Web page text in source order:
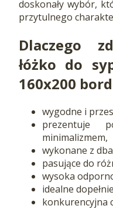
doskonały wybór,
przytulnego
Dlaczego
łóżko do
160x200
wygodne i
prezentuje
minimalizmem,
wykonane z
pasujące do
wysoka
idealne
konkurencyjna